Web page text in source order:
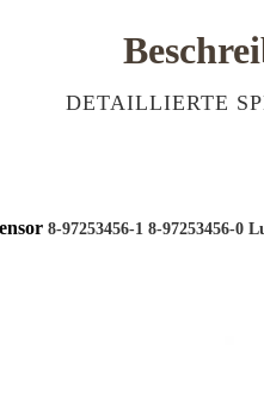
DETAILLIERTE
8-97253456-1 8-97253456-0